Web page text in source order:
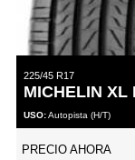
225/45 R17
MICHELIN XL
USO:Autopista (H/T)
PRECIO AHORA